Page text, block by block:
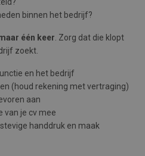
binnen het bedrijf?
één keer . Zorg dat die klopt
zoekt.
en het bedrijf
(houd rekening met vertraging)
aan
van je cv mee
handdruk en maak